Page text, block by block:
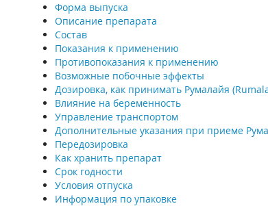
Форма выпуска
Описание препарата
Состав
Показания к применению
Противопоказания к применению
Возможные побочные эффекты
Дозировка, как принимать Румалайя
Влияние на беременность
Управление транспортом
Дополнительные указания при приеме
Передозировка
Как хранить препарат
Срок годности
Условия отпуска
Информация по упаковке